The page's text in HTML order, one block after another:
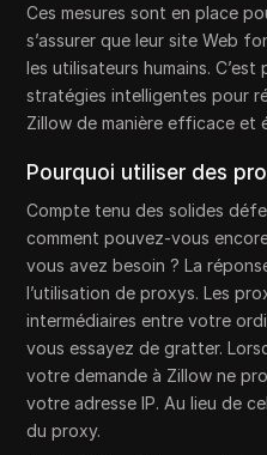
Ces mesures sont en place
s’assurer que leur site Web
les utilisateurs humains.
stratégies intelligentes pour
Zillow de manière efficace et
Pourquoi utiliser des
Compte tenu des solides
comment pouvez-vous
vous avez besoin ? La
l’utilisation de proxys. Les
intermédiaires entre votre
vous essayez de gratter.
votre demande à Zillow ne
votre adresse IP. Au lieu de
du proxy.